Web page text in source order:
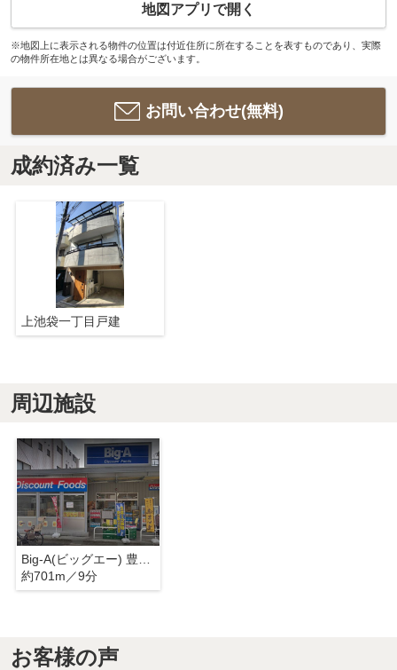
地図アプリで開く
※地図上に表示される物件の位置は付近住所に所在することを表すものであり、実際
の物件所在地とは異なる場合がございます。
お問い合わせ(無料)
成約済み一覧
上池袋一丁目戸建
周辺施設
約701m／9分
お客様の声